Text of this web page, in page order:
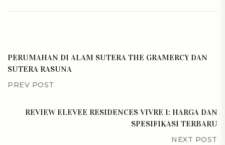
PERUMAHAN DI ALAM SUTERA THE GRAMERCY DAN
SUTERA RASUNA
PREV POST
REVIEW ELEVEE RESIDENCES VIVRE 1: HARGA DAN
SPESIFIKASI TERBARU
NEXT POST